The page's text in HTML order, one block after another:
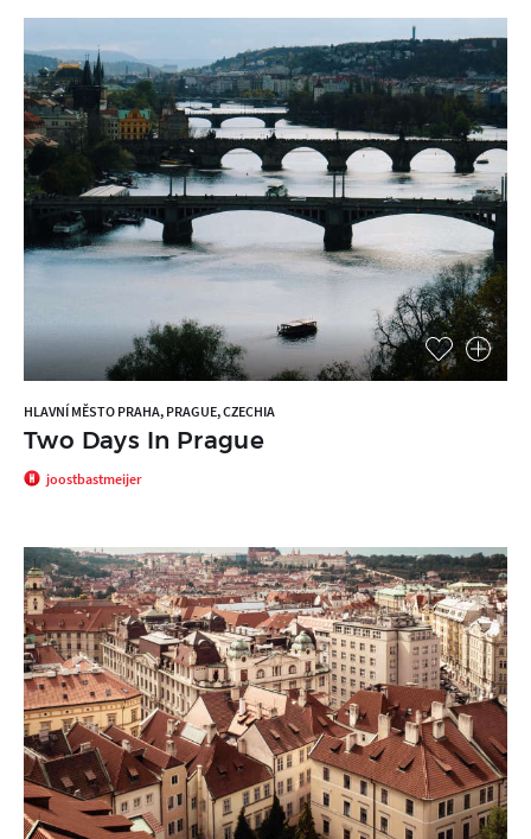
HLAVNÍ MĚSTO PRAHA, PRAGUE, CZECHIA
Two Days In Prague
joostbastmeijer